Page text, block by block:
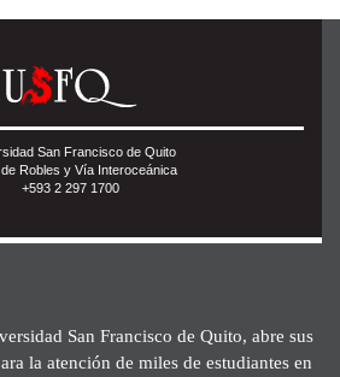
San Francisco de Quito
de Robles y Vía Interoceánica
+593 2 297 1700
San Francisco de Quito, abre sus
la atención de miles de estudiantes en